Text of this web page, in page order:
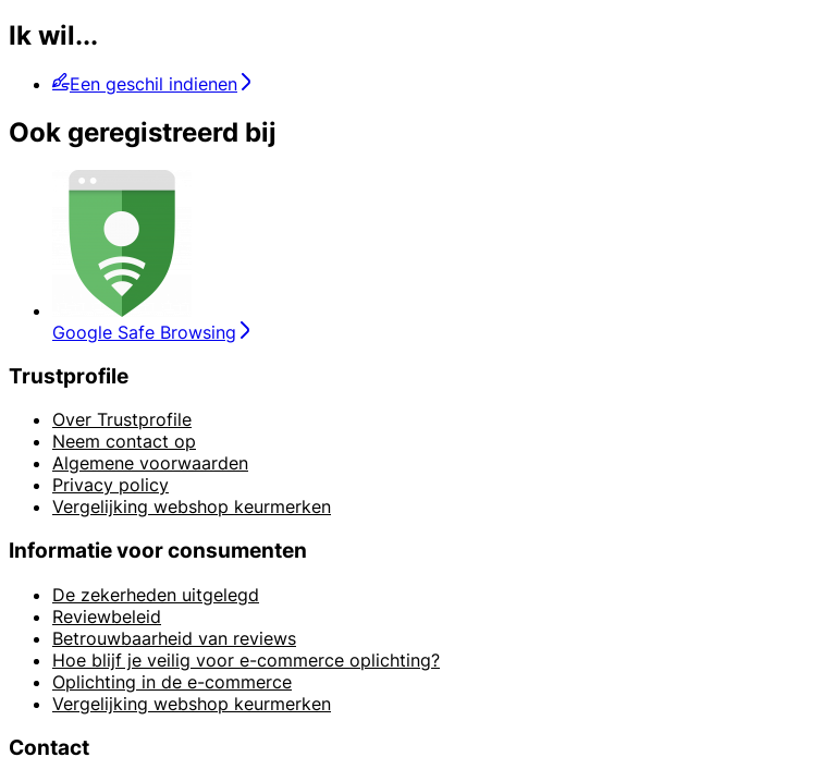
Ik wil...
Een geschil indienen
Ook geregistreerd bij
Google Safe Browsing
Trustprofile
Over Trustprofile
Neem contact op
Algemene voorwaarden
Privacy policy
Vergelijking webshop keurmerken
Informatie voor consumenten
De zekerheden uitgelegd
Reviewbeleid
Betrouwbaarheid van reviews
Hoe blijf je veilig voor e-commerce oplichting?
Oplichting in de e-commerce
Vergelijking webshop keurmerken
Contact